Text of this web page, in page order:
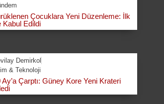
Çocuklara Yeni Düzenleme: İlk
Kabul Edildi
Demirkol
& Teknoloji
Ay’a Çarptı: Güney Kore Yeni Krateri